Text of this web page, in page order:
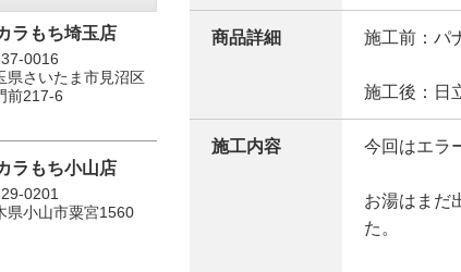
商品詳細 施工前：パ
施工後：日
施工内容 今回はエラ
お湯はまだ
た。
ラもち埼玉店
0016
県さいたま市見沼区
前217-6
ラもち小山店
0201
県小山市粟宮1560